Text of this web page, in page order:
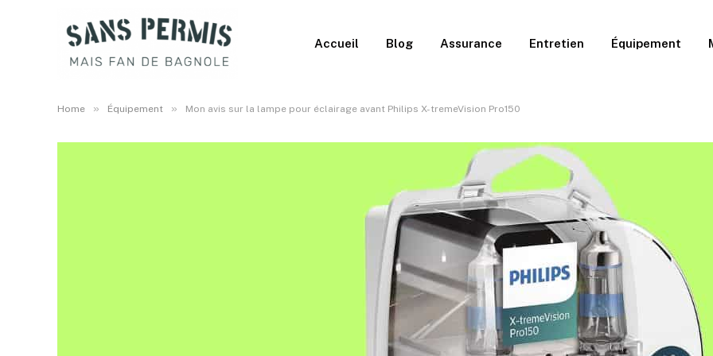
Accueil Blog Assurance Entretien Équipement
Home » Équipement » Mon avis sur la lampe pour éclairage avant Philips X-tremeVision Pro150